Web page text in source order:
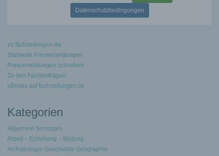
Datenschutzbedingungen
zu fachzeitungen.de
Startseite Pressemeldungen
Pressemeldungen schreiben
Zu den Fachbeiträgen
eBooks auf fachzeitungen.de
Kategorien
Allgemein Sonstiges
Arbeit – Erziehung – Bildung
Archaeologie Geschichte Geographie